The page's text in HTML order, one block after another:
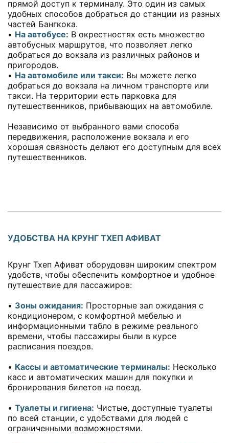
прямой доступ к терминалу. Это один из самых
удобных способов добраться до станции из разных
частей Бангкока.
• На автобусе: В окрестностях есть множество
автобусных маршрутов, что позволяет легко
добраться до вокзала из различных районов и
пригородов.
• На автомобиле или такси: Вы можете легко
добраться до вокзала на личном транспорте или
такси. На территории есть парковка для
путешественников, прибывающих на автомобиле.
Независимо от выбранного вами способа
передвижения, расположение вокзала и его
хорошая связность делают его доступным для всех
путешественников.
УДОБСТВА НА КРУНГ ТХЕП АФИВАТ
Крунг Тхеп Афиват оборудован широким спектром
удобств, чтобы обеспечить комфортное и удобное
путешествие для пассажиров:
• Зоны ожидания: Просторные зал ожидания с
кондиционером, с комфортной мебелью и
информационными табло в режиме реального
времени, чтобы пассажиры были в курсе
расписания поездов.
• Кассы и автоматические терминалы: Несколько
касс и автоматических машин для покупки и
бронирования билетов на поезд.
• Туалеты и гигиена: Чистые, доступные туалеты
по всей станции, с удобствами для людей с
ограниченными возможностями.